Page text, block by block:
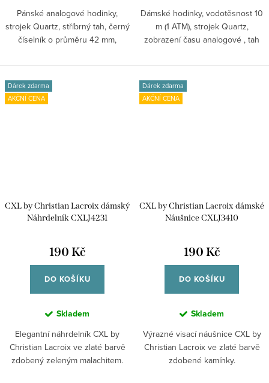
Pánské analogové hodinky,
strojek Quartz, stříbrný tah, černý
číselník o průměru 42 mm,
Dámské hodinky, vodotěsnost 10
m (1 ATM), strojek Quartz,
zobrazení času analogové , tah
Dárek zdarma
AKČNÍ CENA
CXL by Christian Lacroix dámský
Náhrdelník CXLJ4231
190 Kč
DO KOŠÍKU
Skladem
Elegantní náhrdelník CXL by
Christian Lacroix ve zlaté barvě
zdobený zeleným malachitem.
Dárek zdarma
AKČNÍ CENA
CXL by Christian Lacroix dámské
Náušnice CXLJ3410
190 Kč
DO KOŠÍKU
Skladem
Výrazné visací náušnice CXL by
Christian Lacroix ve zlaté barvě
zdobené kamínky.